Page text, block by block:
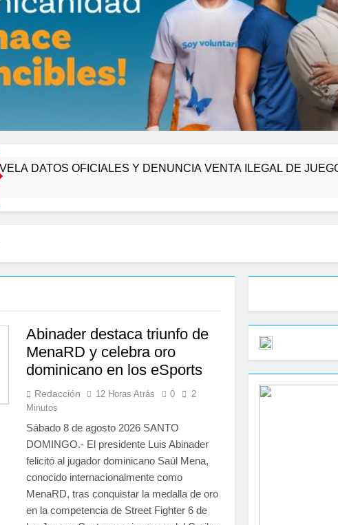
Y DENUNCIA VENTA ILEGAL DE JUEGOS VIRTUALES
Abinader destaca triunfo de
MenaRD y celebra oro
dominicano en los eSports
Redacción 12 Horas Atrás 0
2
Minutos
Sábado 8 de agosto 2026 SANTO
DOMINGO.- El presidente Luis Abinader
felicitó al jugador dominicano Saúl Mena,
conocido internacionalmente como
MenaRD, tras conquistar la medalla de oro
en la competencia de Street Fighter 6 de